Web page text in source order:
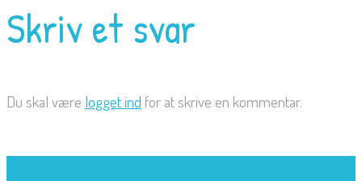
Skriv et svar
Du skal være logget ind for at skrive en kommentar.